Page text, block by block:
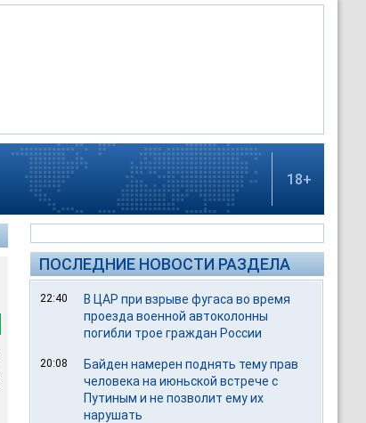
18+
ПОСЛЕДНИЕ НОВОСТИ РАЗДЕЛА
22:40
В ЦАР при взрыве фугаса во время
проезда военной автоколонны
погибли трое граждан России
20:08
Байден намерен поднять тему прав
человека на июньской встрече с
Путиным и не позволит ему их
нарушать